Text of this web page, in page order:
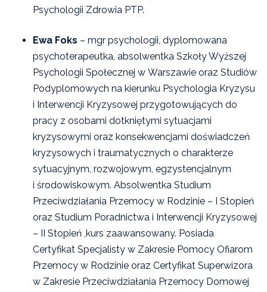
Psychologii Zdrowia PTP.
Ewa Foks – mgr psychologii, dyplomowana
psychoterapeutka, absolwentka Szkoły Wyższej
Psychologii Społecznej w Warszawie oraz Studiów
Podyplomowych na kierunku Psychologia Kryzysu
i Interwencji Kryzysowej przygotowujących do
pracy z osobami dotkniętymi sytuacjami
kryzysowymi oraz konsekwencjami doświadczeń
kryzysowych i traumatycznych o charakterze
sytuacyjnym, rozwojowym, egzystencjalnym
i środowiskowym. Absolwentka Studium
Przeciwdziałania Przemocy w Rodzinie – I Stopień
oraz Studium Poradnictwa i Interwencji Kryzysowej
– II Stopień ,kurs zaawansowany. Posiada
Certyfikat Specjalisty w Zakresie Pomocy Ofiarom
Przemocy w Rodzinie oraz Certyfikat Superwizora
w Zakresie Przeciwdziałania Przemocy Domowej